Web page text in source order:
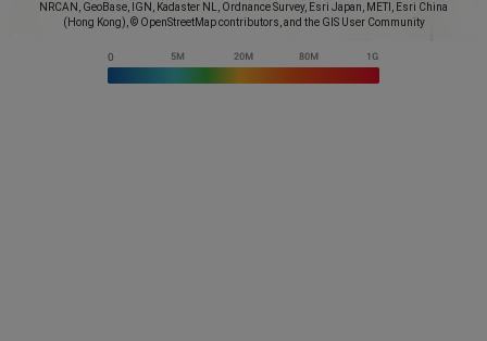
NRCAN, GeoBase, IGN, Kadaster NL, Ordnance Survey, Esri Japan, METI, Esri China
(Hong Kong), © OpenStreetMap contributors, and the GIS User Community